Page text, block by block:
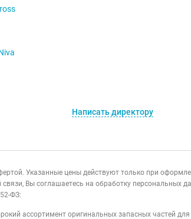
Написать директору
Указанные цены действуют только при
Вы соглашаетесь на обработку персональных
ФЗ:
ассортимент оригинальных запасных частей